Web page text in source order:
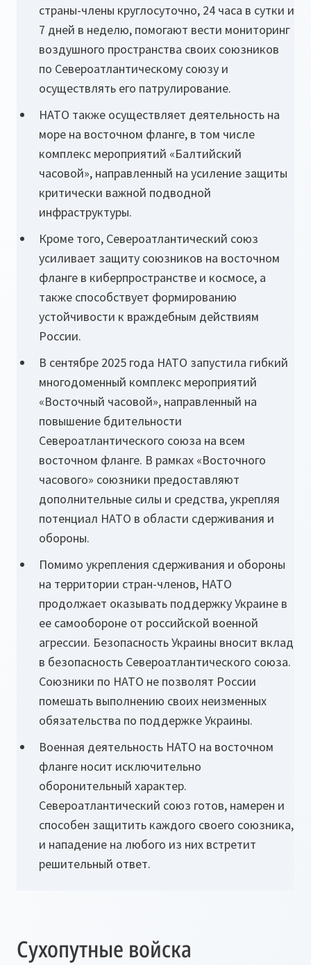
страны-члены круглосуточно, 24 часа в сутки и
7 дней в неделю, помогают вести мониторинг
воздушного пространства своих союзников
по Североатлантическому союзу и
осуществлять его патрулирование.
НАТО также осуществляет деятельность на
море на восточном фланге, в том числе
комплекс мероприятий «Балтийский
часовой», направленный на усиление защиты
критически важной подводной
инфраструктуры.
Кроме того, Североатлантический союз
усиливает защиту союзников на восточном
фланге в киберпространстве и космосе, а
также способствует формированию
устойчивости к враждебным действиям
России.
В сентябре 2025 года НАТО запустила гибкий
многодоменный комплекс мероприятий
«Восточный часовой», направленный на
повышение бдительности
Североатлантического союза на всем
восточном фланге. В рамках «Восточного
часового» союзники предоставляют
дополнительные силы и средства, укрепляя
потенциал НАТО в области сдерживания и
обороны.
Помимо укрепления сдерживания и обороны
на территории стран-членов, НАТО
продолжает оказывать поддержку Украине в
ее самообороне от российской военной
агрессии. Безопасность Украины вносит вклад
в безопасность Североатлантического союза.
Союзники по НАТО не позволят России
помешать выполнению своих неизменных
обязательства по поддержке Украины.
Военная деятельность НАТО на восточном
фланге носит исключительно
оборонительный характер.
Североатлантический союз готов, намерен и
способен защитить каждого своего союзника,
и нападение на любого из них встретит
решительный ответ.
Сухопутные войска